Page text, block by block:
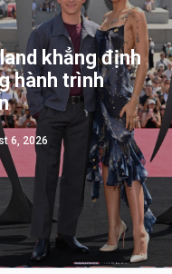
khẳng định
hành trình
6, 2026